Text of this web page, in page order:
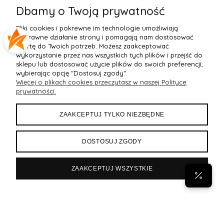
155,99 zł
Do Koszyka »
77,99 zł
Do Koszyka »
POMOC
MOJE KONTO
PŁATNOŚCI I DOSTAWA
Dbamy o Twoją prywatność
Pliki cookies i pokrewne im technologie umożliwiają
poprawne działanie strony i pomagają nam dostosować
ofertę do Twoich potrzeb. Możesz zaakceptować
wykorzystanie przez nas wszystkich tych plików i przejść do
sklepu lub dostosować użycie plików do swoich preferencji,
wybierając opcję "Dostosuj zgody".
Więcej o plikach cookies przeczytasz w naszej Polityce
prywatności.
ZAAKCEPTUJ TYLKO NIEZBĘDNE
DOSTOSUJ ZGODY
ZAAKCEPTUJ WSZYSTKIE